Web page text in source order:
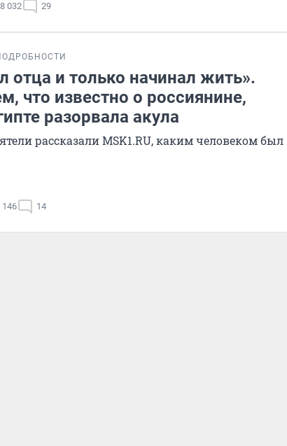
8 032 29
отца и только начинал жить».
что известно о россиянине,
разорвала акула
рассказали MSK1.RU, каким человеком был
146 14